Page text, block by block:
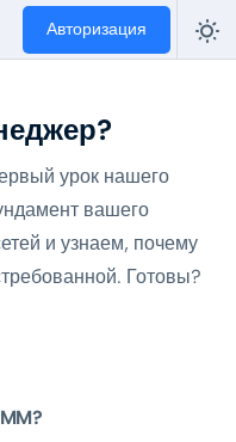
Авторизация
урок нашего
вашего
и узнаем, почему
Готовы?